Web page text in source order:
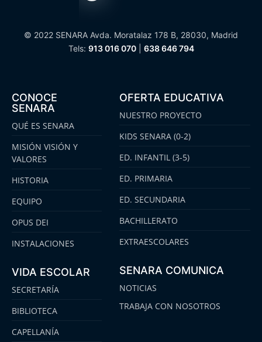
© 2022 SENARA Avda. Moratalaz 178 B, 28030, Madrid
Tels: 913 016 070| 638 646 794
CONOCE
SENARA
QUÉ ES SENARA
MISIÓN VISIÓN Y
VALORES
HISTORIA
EQUIPO
OPUS DEI
INSTALACIONES
VIDA ESCOLAR
SECRETARÍA
BIBLIOTECA
CAPELLANÍA
OFERTA EDUCATIVA
NUESTRO PROYECTO
KIDS SENARA (0-2)
ED. INFANTIL (3-5)
ED. PRIMARIA
ED. SECUNDARIA
BACHILLERATO
EXTRAESCOLARES
SENARA COMUNICA
NOTICIAS
TRABAJA CON NOSOTROS